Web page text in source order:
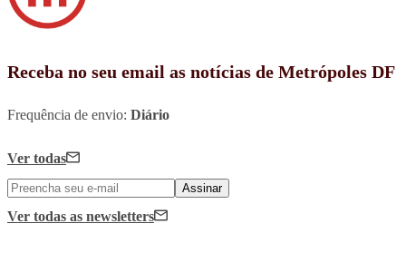
Receba no seu email as notícias de Metrópoles DF
Frequência de envio: Diário
Ver todas
Assinar
Ver todas as newsletters